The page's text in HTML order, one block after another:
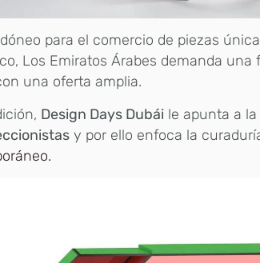
para el comercio de piezas
Los Emiratos Árabes demanda una
una oferta amplia.
Design Days Dubái le apunta a la
y por ello enfoca la